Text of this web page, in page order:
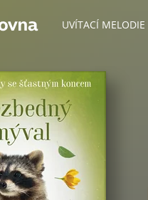
UVÍTACÍ MELODIE